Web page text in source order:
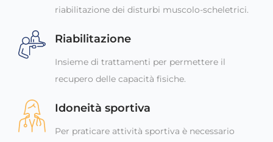
riabilitazione dei disturbi muscolo-scheletrici.
Riabilitazione
Insieme di trattamenti per permettere il
recupero delle capacità fisiche.
Idoneità sportiva
Per praticare attività sportiva è necessario